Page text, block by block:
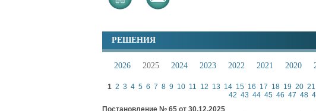
РЕШЕНИЯ
2026 2025 2024 2023 2022 2021 2020
1 2 3 4 5 6 7 8 9 10 11 12 13 14 15 16 17 18 19 20 21
42 43 44 45 46 47 48
Постановление № 65 от 30.12.2025